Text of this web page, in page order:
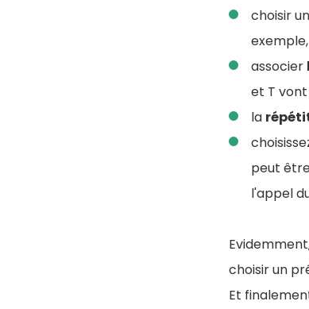
choisir
exemple,
associer
et T vont
la
peut
l'appel
choisir un
Et